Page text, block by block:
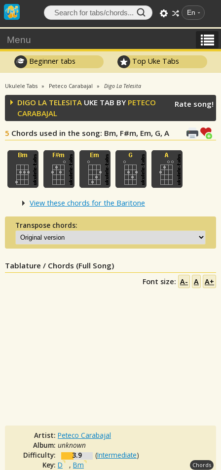
En
Menu
Beginner tabs Top Uke Tabs
Ukulele Tabs Peteco Carabajal Digo La Telesita
DIGO LA TELESITA UKE TAB BY PETECO
CARABAJAL
5 Chords used in the song: Bm, F#m, Em, G, A
Rate song!
View these chords for the Baritone
Transpose chords:
Tablature / Chords (Full Song)
Font size: A- A A+
Artist: Peteco Carabajal
Album: unknown
Difficulty:
3.9 (Intermediate)
Key: D , Bm Chords